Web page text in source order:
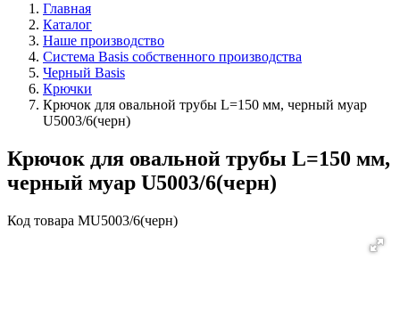
Главная
Каталог
Наше производство
Система Basis собственного производства
Черный Basis
Крючки
Крючок для овальной трубы L=150 мм, черный муар
U5003/6(черн)
Крючок для овальной трубы L=150 мм,
черный муар U5003/6(черн)
Код товара MU5003/6(черн)